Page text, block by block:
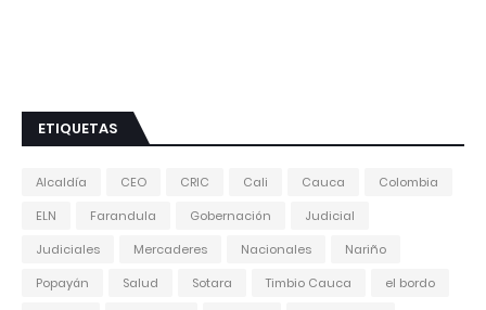
ETIQUETAS
Alcaldía CEO CRIC Cali Cauca
Colombia
ELN
Farandula Gobernación
Judicial
Judiciales
Mercaderes Nacionales
Nariño
Popayán
Salud Sotara Timbio Cauca
el bordo